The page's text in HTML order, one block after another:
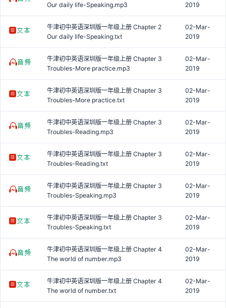
Our daily life-Speaking.mp3
2019
牛津初中英语深圳版一年级上册 Chapter 2
Our daily life-Speaking.txt
02-Mar-
2019
牛津初中英语深圳版一年级上册 Chapter 3
Troubles-More practice.mp3
02-Mar-
2019
牛津初中英语深圳版一年级上册 Chapter 3
Troubles-More practice.txt
02-Mar-
2019
牛津初中英语深圳版一年级上册 Chapter 3
Troubles-Reading.mp3
02-Mar-
2019
牛津初中英语深圳版一年级上册 Chapter 3
Troubles-Reading.txt
02-Mar-
2019
牛津初中英语深圳版一年级上册 Chapter 3
Troubles-Speaking.mp3
02-Mar-
2019
牛津初中英语深圳版一年级上册 Chapter 3
Troubles-Speaking.txt
02-Mar-
2019
牛津初中英语深圳版一年级上册 Chapter 4
The world of number.mp3
02-Mar-
2019
牛津初中英语深圳版一年级上册 Chapter 4
The world of number.txt
02-Mar-
2019